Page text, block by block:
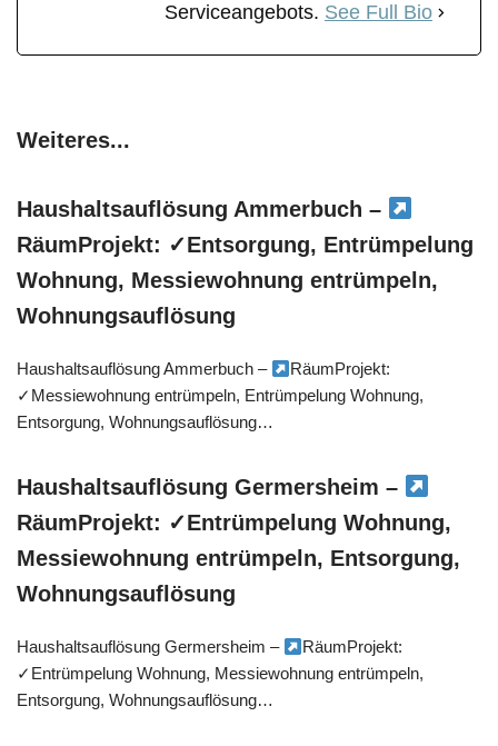
Serviceangebots. See Full Bio
Weiteres...
Haushaltsauflösung Ammerbuch –
RäumProjekt: ✓Entsorgung, Entrümpelung
Wohnung, Messiewohnung entrümpeln,
Wohnungsauflösung
Haushaltsauflösung Ammerbuch –
RäumProjekt:
✓Messiewohnung entrümpeln, Entrümpelung Wohnung,
Entsorgung, Wohnungsauflösung…
Haushaltsauflösung Germersheim –
RäumProjekt: ✓Entrümpelung Wohnung,
Messiewohnung entrümpeln, Entsorgung,
Wohnungsauflösung
Haushaltsauflösung Germersheim –
RäumProjekt:
✓Entrümpelung Wohnung, Messiewohnung entrümpeln,
Entsorgung, Wohnungsauflösung…